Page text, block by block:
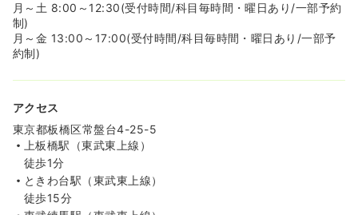
日祝休み
時給1,200円以上可
気になる 詳細を見る
透析 正看護師
日勤のみ（常勤）
給与 27.2
※経験5年の例
時間 8:30～17:30
月～土 8:00～12:30(受付時間/科目毎時間・曜日あり/一部予約
制)
月～金 13:00～17:00(受付時間/科目毎時間・曜日あり/一部予
約制)
アクセス
東京都板橋区常盤台4-25-5
上板橋駅（東武東上線）
徒歩1分
ときわ台駅（東武東上線）
徒歩15分